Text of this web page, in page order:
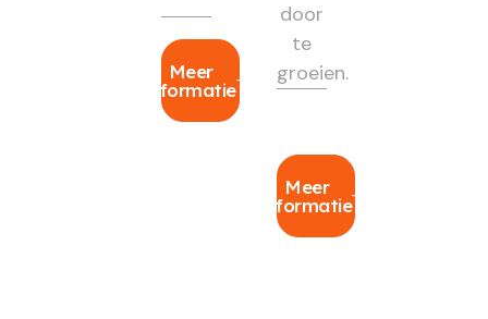
Meer
informatie
door
te
groeien.
Meer
informatie